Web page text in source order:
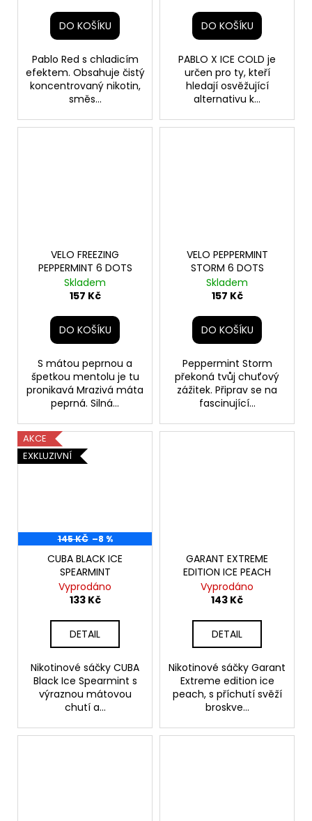
DO KOŠÍKU
Pablo Red s chladicím
efektem. Obsahuje čistý
koncentrovaný nikotin,
směs...
DO KOŠÍKU
PABLO X ICE COLD je
určen pro ty, kteří
hledají osvěžující
alternativu k...
VELO FREEZING
PEPPERMINT 6 DOTS
Skladem
157 Kč
DO KOŠÍKU
S mátou peprnou a
špetkou mentolu je tu
pronikavá Mrazivá máta
peprná. Silná...
VELO PEPPERMINT
STORM 6 DOTS
Skladem
157 Kč
DO KOŠÍKU
Peppermint Storm
překoná tvůj chuťový
zážitek. Připrav se na
fascinující...
AKCE
EXKLUZIVNÍ
145 KČ –8 %
CUBA BLACK ICE
SPEARMINT
Vyprodáno
133 Kč
DETAIL
Nikotinové sáčky CUBA
Black Ice Spearmint s
výraznou mátovou
chutí a...
GARANT EXTREME
EDITION ICE PEACH
Vyprodáno
143 Kč
DETAIL
Nikotinové sáčky Garant
Extreme edition ice
peach, s příchutí svěží
broskve...